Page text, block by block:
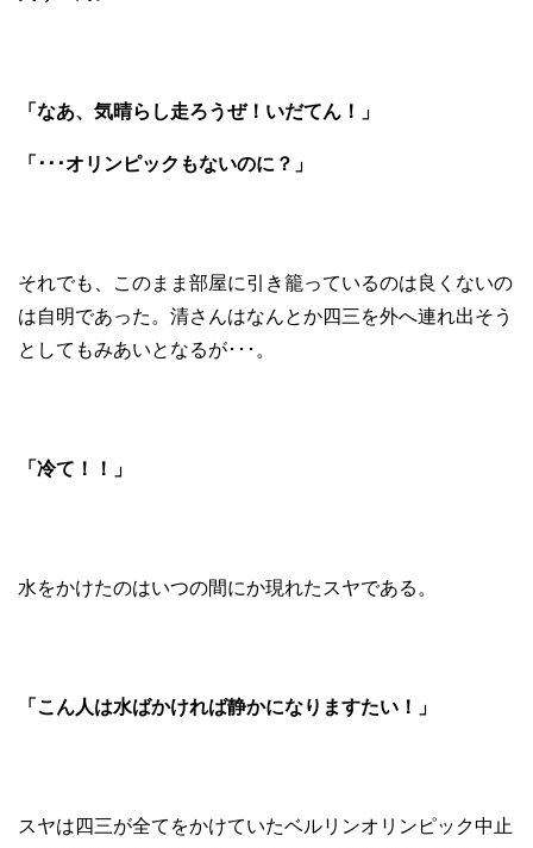
「なあ、気晴らし走ろうぜ！いだてん！」
「･･･オリンピックもないのに？」
それでも、このまま部屋に引き籠っているのは良くないの
は自明であった。清さんはなんとか四三を外へ連れ出そう
としてもみあいとなるが･･･。
「冷て！！」
水をかけたのはいつの間にか現れたスヤである。
「こん人は水ばかければ静かになりますたい！」
スヤは四三が全てをかけていたベルリンオリンピック中止